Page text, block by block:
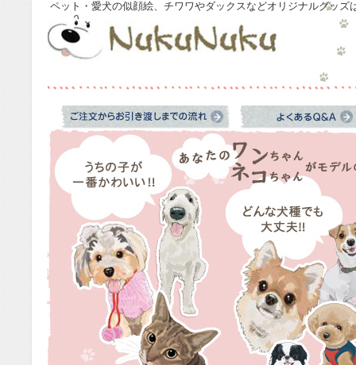
ペット・愛犬の似顔絵、チワワやダックスなどオリジナルグッズ